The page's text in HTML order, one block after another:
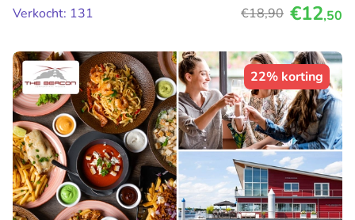
Verkocht: 131
€18,90 €12,50
22% korting